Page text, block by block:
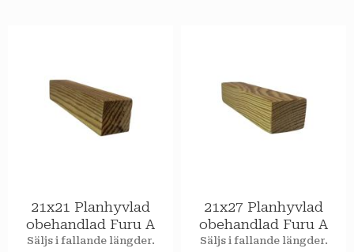
21x21 Planhyvlad
obehandlad Furu A
Säljs i fallande längder.
21x27 Planhyvlad
obehandlad Furu A
Säljs i fallande längder.